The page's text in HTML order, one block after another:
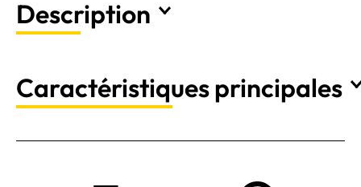
Description
Caractéristiques principales